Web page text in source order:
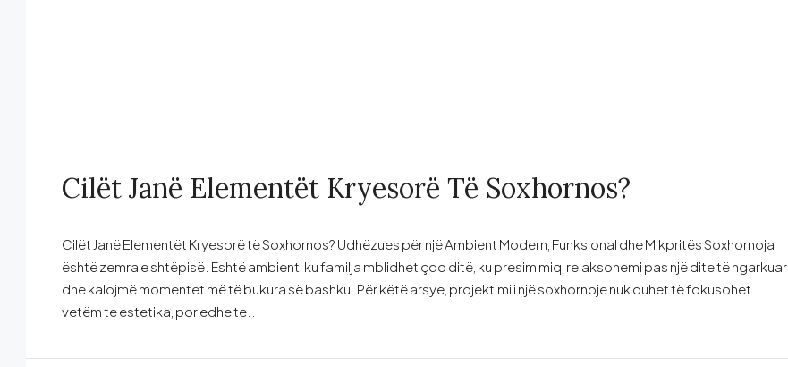
Cilët Janë Elementët Kryesorë Të Soxhornos?
Cilët Janë Elementët Kryesorë të Soxhornos? Udhëzues për një Ambient Modern, Funksional dhe Mikpritës Soxhornoja
është zemra e shtëpisë. Është ambienti ku familja mblidhet çdo ditë, ku presim miq, relaksohemi pas një dite të ngarkuar
dhe kalojmë momentet më të bukura së bashku. Për këtë arsye, projektimi i një soxhornoje nuk duhet të fokusohet
vetëm te estetika, por edhe te...